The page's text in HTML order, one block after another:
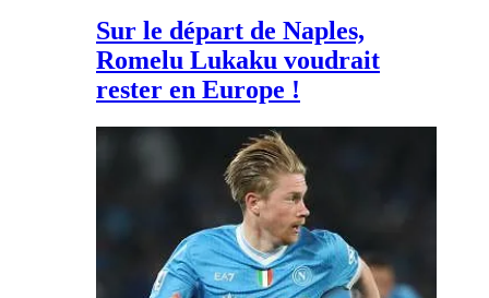
Sur le départ de Naples,
Romelu Lukaku voudrait
rester en Europe !